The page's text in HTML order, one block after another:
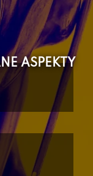
ASPEKTY